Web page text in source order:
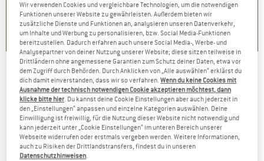
4,4(26) 4,2(9)
DAEHLIE - Women's Performance Wool Pants
- Merinounterwäsche
(0)
Wir verwenden Cookies und vergleichbare Technologien, um die notwendigen
Funktionen unserer Website zu gewährleisten. Außerdem bieten wir
zusätzliche Dienste und Funktionen an, analysieren unseren Datenverkehr,
um Inhalte und Werbung zu personalisieren, bzw. Social Media-Funktionen
bereitzustellen. Dadurch erfahren auch unsere Social Media-, Werbe- und
Analysepartner von deiner Nutzung unserer Website; diese sitzen teilweise in
Drittländern ohne angemessene Garantien zum Schutz deiner Daten, etwa vor
dem Zugriff durch Behörden. Durch Anklicken von „Alle auswählen“ erklärst du
dich damit einverstanden, dass wir so verfahren.Wenn du keine Cookies mit
Ausnahme der technisch notwendigen Cookie akzeptieren möchtest, dann
klicke bitte hier. Du kannst deine Cookie Einstellungen aber auch jederzeit in
den „Einstellungen“ anpassen und einzelne Kategorien auswählen. Deine
Einwilligung ist freiwillig, für die Nutzung dieser Website nicht notwendig und
kann jederzeit unter „Cookie Einstellungen“ im unteren Bereich unserer
Webseite widerrufen oder erstmals vergeben werden. Weitere Informationen,
auch zu Risiken der Drittlandstransfers, findest du in unseren
Datenschutzhinweisen.